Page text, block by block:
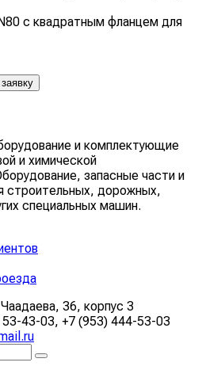
с квадратным фланцем для
и комплектующие
и химической
запасные части и
строительных, дорожных,
специальных машин.
36, корпус 3
43-03, +7 (953) 444-53-03